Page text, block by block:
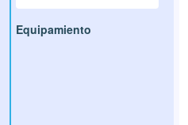
Equipamiento